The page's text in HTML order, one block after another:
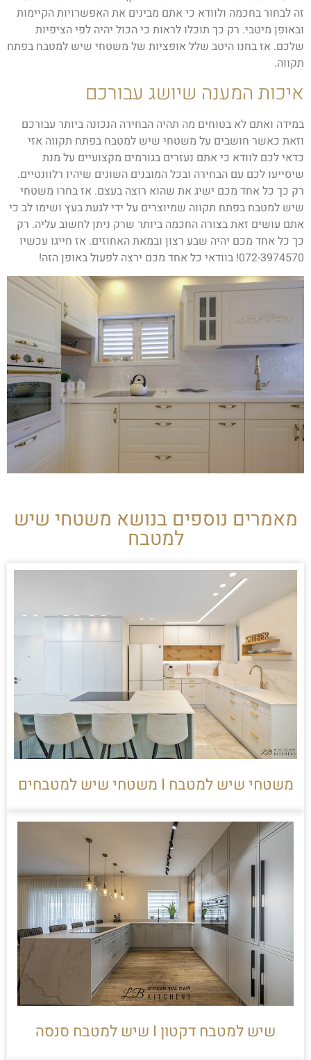
זה לבחור בחכמה ולוודא כי אתם מבינים את האפשרויות הקיימות
ובאופן מיטבי. רק כך תוכלו לראות כי הכול יהיה לפי הציפיות
שלכם. אז בחנו היטב שלל אופציות של משטחי שיש למטבח בפתח
תקווה.
איכות המענה שיושג עבורכם
במידה ואתם לא בטוחים מה תהיה הבחירה הנכונה ביותר עבורכם
וזאת כאשר חושבים על משטחי שיש למטבח בפתח תקווה אזי
כדאי לכם לוודא כי אתם נעזרים בגורמים מקצועיים על מנת
שיסייעו לכם עם הבחירה ובכל המובנים השונים שיהיו רלוונטיים.
רק כך כל אחד מכם ישיג את שהוא רוצה בעצם. אז בחרו משטחי
שיש למטבח בפתח תקווה שמיוצרים על ידי לגעת בעץ ושימו לב כי
אתם עושים זאת בצורה החכמה ביותר שרק ניתן לחשוב עליה. רק
כך כל אחד מכם יהיה שבע רצון ובמאת האחוזים. אז חייגו עכשיו
072-3974570! בוודאי כל אחד מכם ירצה לפעול באופן הזה!
מאמרים נוספים בנושא משטחי שיש
למטבח
משטחי שיש למטבח I משטחי שיש למטבחים
שיש למטבח דקטון I שיש למטבח סנסה